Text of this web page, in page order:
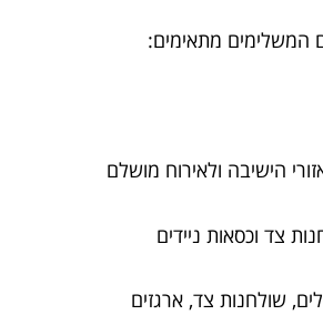
המשלימים מתאימים:
הישיבה ולאירוח מושלם
צד וכסאות ניידים
שולחנות צד, ארגזים